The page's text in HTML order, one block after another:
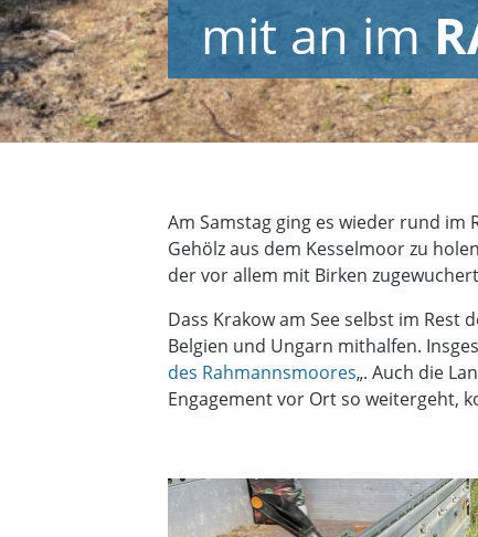
mit an im
Am Samstag ging es wieder rund im
Gehölz aus dem Kesselmoor zu
der vor allem mit Birken
Dass Krakow am See selbst im Rest
Belgien und Ungarn mithalfen.
des Rahmannsmoores„. Auch die
Engagement vor Ort so weitergeht,